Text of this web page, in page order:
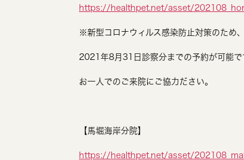
https://healthpet.net/asset/
※新型コロナウィルス感染防止対策のため
2021年8月31日診察分までの予約が可能で
お一人でのご来院にご協力ださい。
【馬堀海岸分院】
https://healthpet.net/asset/